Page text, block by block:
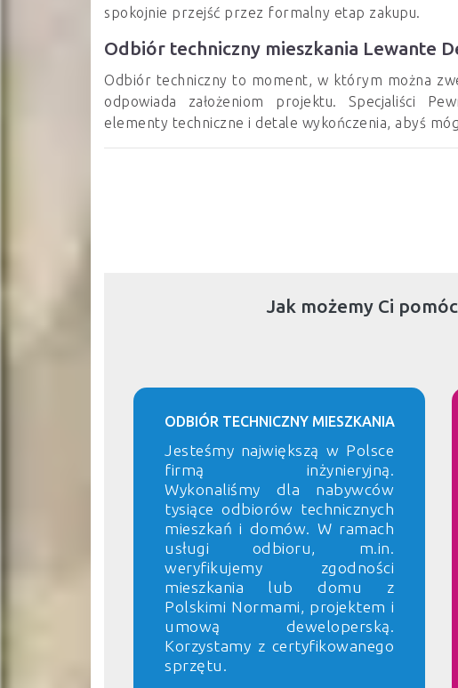
spokojnie przejść przez formalny etap zakupu.
Odbiór techniczny mieszkania Lewante
Odbiór techniczny to moment, w którym można
odpowiada założeniom projektu. Specjaliści
elementy techniczne i detale wykończenia, abyś
Jak możemy Ci
ODBIÓR TECHNICZNY MIESZKANIA
Jesteśmy największą w Polsce
firmą inżynieryjną.
Wykonaliśmy dla nabywców
tysiące odbiorów technicznych
mieszkań i domów. W ramach
usługi odbioru, m.in.
weryfikujemy zgodności
mieszkania lub domu z
Polskimi Normami, projektem i
umową deweloperską.
Korzystamy z certyfikowanego
sprzętu.